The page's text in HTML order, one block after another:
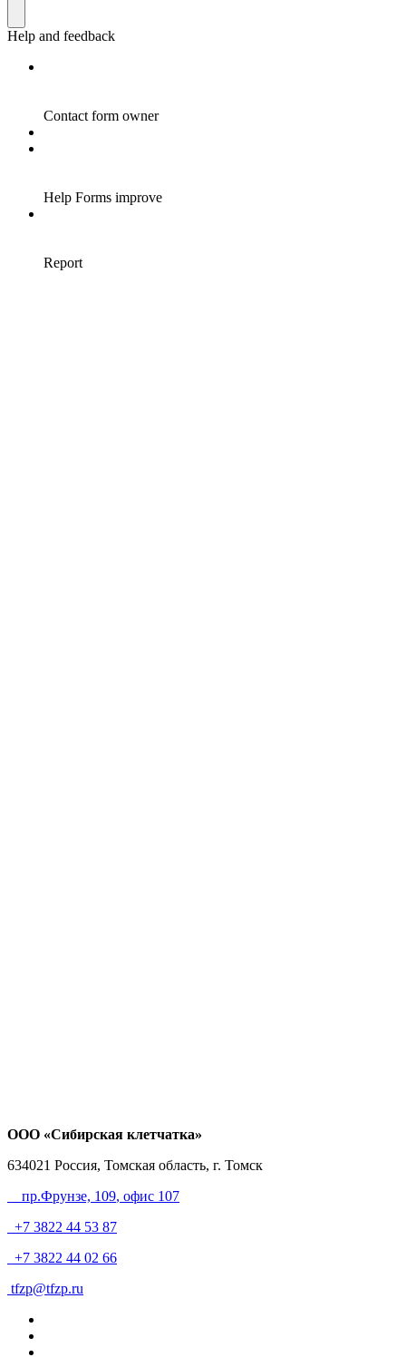
ООО «Сибирская клетчатка»
634021 Россия, Томская область, г. Томск
пр.Фрунзе, 109, офис 107
+7 3822 44 53 87
+7 3822 44 02 66
tfzp@tfzp.ru